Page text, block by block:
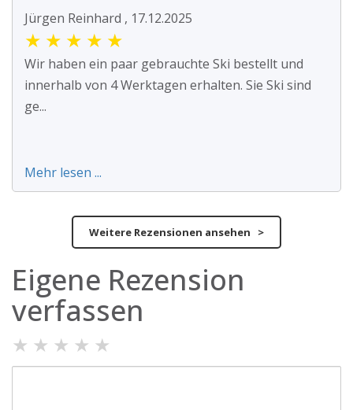
Jürgen Reinhard , 17.12.2025
★ ★ ★ ★ ★
Wir haben ein paar gebrauchte Ski bestellt und
innerhalb von 4 Werktagen erhalten. Sie Ski sind
ge...
Mehr lesen ...
Weitere Rezensionen ansehen >
Eigene Rezension
verfassen
★ ★ ★ ★ ★